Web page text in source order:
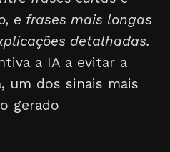
e frases mais longas
detalhadas.
a IA a evitar a
um dos sinais mais
gerado